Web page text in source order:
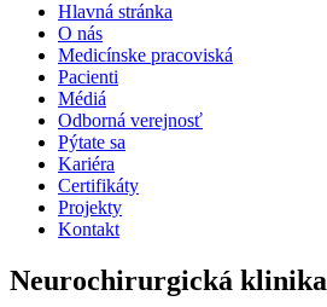
Hlavná stránka
O nás
Medicínske pracoviská
Pacienti
Médiá
Odborná verejnosť
Pýtate sa
Kariéra
Certifikáty
Projekty
Kontakt
Neurochirurgická klinika